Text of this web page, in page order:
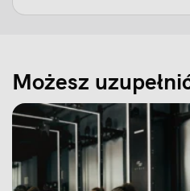
Możesz